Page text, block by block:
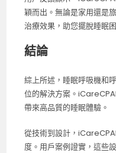
穎而出。無論是家用還是
治療效果，助您擺脫睡眠
結論
綜上所述，睡眠呼吸機和
位的解決方案。
帶來高品質的睡眠體驗。
從技術到設計，
度。用戶案例證實，這些